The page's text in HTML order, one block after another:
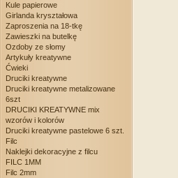
Kule papierowe
Girlanda kryształowa
Zaproszenia na 18-tkę
Zawieszki na butelkę
Ozdoby ze słomy
Artykuły kreatywne
Ćwieki
Druciki kreatywne
Druciki kreatywne metalizowane
6szt
DRUCIKI KREATYWNE mix
wzorów i kolorów
Druciki kreatywne pastelowe 6 szt.
Filc
Naklejki dekoracyjne z filcu
FILC 1MM
Filc 2mm